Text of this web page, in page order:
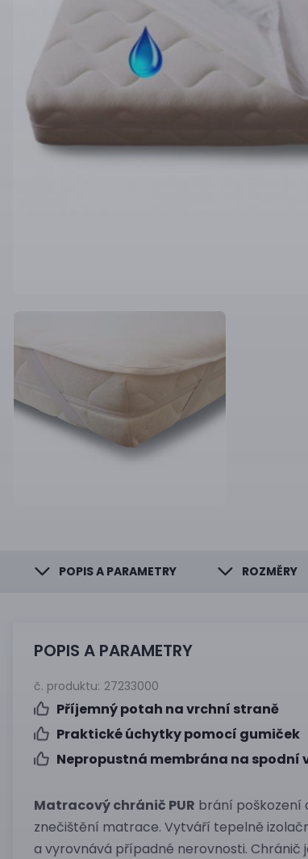
POPIS A PARAMETRY ROZMĚRY
POPIS A PARAMETRY
č. produktu: 27233000
Příjemný potah na vrchní straně
Praktické úchytky pomocí gumiček
Nepropustná membrána na spodní
Matracový chránič PUR brání poškození
znečištění matrace. Vytváří tepelně
a vyrovnává případné nerovnosti. Chránič